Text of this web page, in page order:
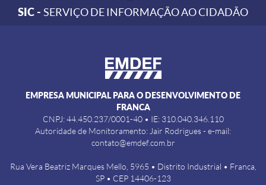
SIC - SERVIÇO DE INFORMAÇÃO AO CIDADÃO
EMPRESA MUNICIPAL PARA O DESENVOLVIMENTO DE
FRANCA
CNPJ: 44.450.237/0001-40 • IE: 310.040.346.110
Autoridade de Monitoramento: Jair Rodrigues - e-mail:
contato@emdef.com.br
Rua Vera Beatriz Marques Mello, 5965 • Distrito Industrial • Franca,
SP • CEP 14406-123